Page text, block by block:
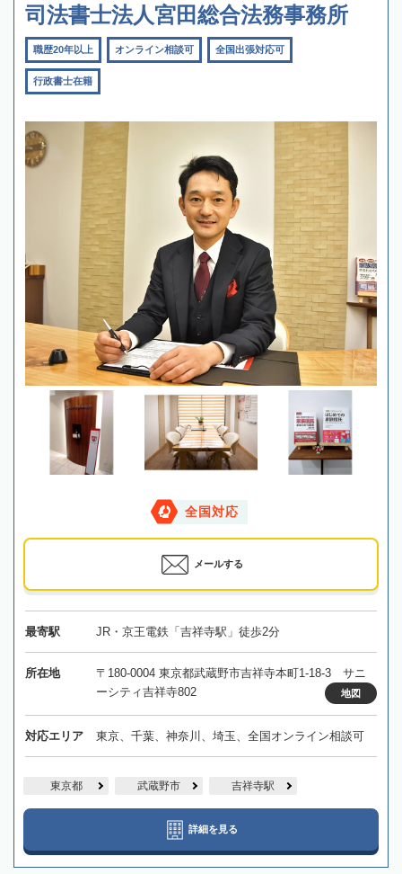
司法書士法人宮田総合法務事務所
職歴20年以上 オンライン相談可 全国出張対応可
行政書士在籍
全国対応
メールする
最寄駅 JR・京王電鉄「吉祥寺駅」徒歩2分
所在地
〒180-0004 東京都武蔵野市吉祥寺本町1-18-3 サニ
ーシティ吉祥寺802
地図
対応エリア 東京、千葉、神奈川、埼玉、全国オンライン相談可
東京都 武蔵野市 吉祥寺駅
詳細を見る